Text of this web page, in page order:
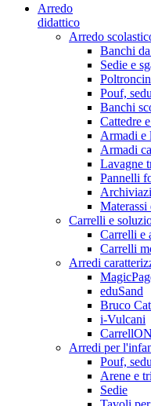
Arredo
didattico
Arredo
Banchi
Sedie e
Pouf,
Banchi
Cattedre
Armadi e
Armadi
Lavagne
Pannelli
Materassi
Carrelli e
Carrelli e
Carrelli
Arredi
eduSand
Bruco
i-Vulcani
Arredi per
Pouf,
Arene e
Sedie